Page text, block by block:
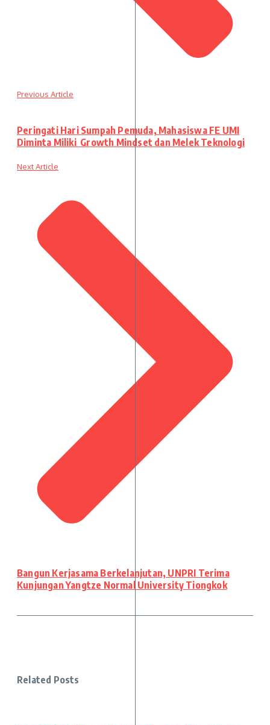
Previous Article
Peringati Hari Sumpah Pemuda, Mahasiswa FE UMI
Diminta Miliki Growth Mindset dan Melek Teknologi
Next Article
Bangun Kerjasama Berkelanjutan, UNPRI Terima
Kunjungan Yangtze Normal University Tiongkok
Related Posts